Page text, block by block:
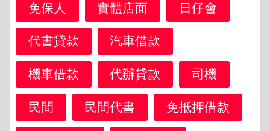
免保人 實體店面 日仔會
代書貸款 汽車借款
機車借款 代辦貸款 司機
民間 民間代書 免抵押借款